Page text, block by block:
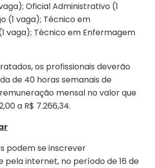
Oficial Administrativo (1
(1 vaga); Técnico em
vaga); Técnico em Enfermagem
os profissionais deverão
de 40 horas semanais de
mensal no valor que
a R$ 7.266,34.
podem se inscrever
pela internet, no período de 16 de